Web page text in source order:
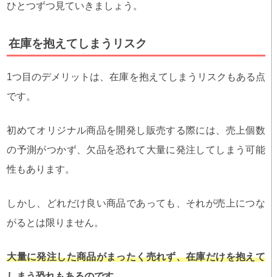
ひとつずつ見ていきましょう。
在庫を抱えてしまうリスク
1つ目のデメリットは、在庫を抱えてしまうリスクもある点
です。
初めてオリジナル商品を開発し販売する際には、売上個数
の予測がつかず、欠品を恐れて大量に発注してしまう可能
性もあります。
しかし、どれだけ良い商品であっても、それが売上につな
がるとは限りません。
大量に発注した商品がまったく売れず、在庫だけを抱えて